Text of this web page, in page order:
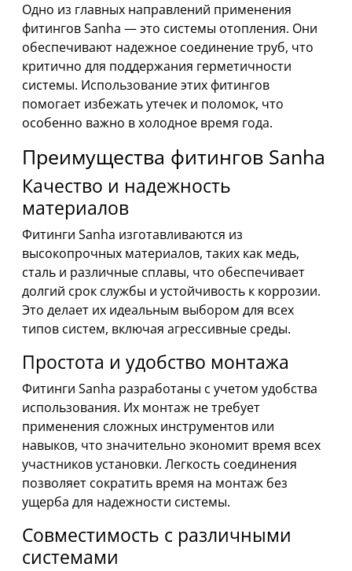
Одно из главных направлений применения
фитингов Sanha — это системы отопления. Они
обеспечивают надежное соединение труб, что
критично для поддержания герметичности
системы. Использование этих фитингов
помогает избежать утечек и поломок, что
особенно важно в холодное время года.
Преимущества фитингов Sanha
Качество и надежность
материалов
Фитинги Sanha изготавливаются из
высокопрочных материалов, таких как медь,
сталь и различные сплавы, что обеспечивает
долгий срок службы и устойчивость к коррозии.
Это делает их идеальным выбором для всех
типов систем, включая агрессивные среды.
Простота и удобство монтажа
Фитинги Sanha разработаны с учетом удобства
использования. Их монтаж не требует
применения сложных инструментов или
навыков, что значительно экономит время всех
участников установки. Легкость соединения
позволяет сократить время на монтаж без
ущерба для надежности системы.
Совместимость с различными
системами